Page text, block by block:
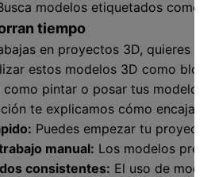
modelos etiquetados como
tiempo
en proyectos 3D, quieres
estos modelos 3D como
pintar o posar tus modelos.
te explicamos cómo encajan
Puedes empezar tu
manual: Los modelos pre-
consistentes: El uso de